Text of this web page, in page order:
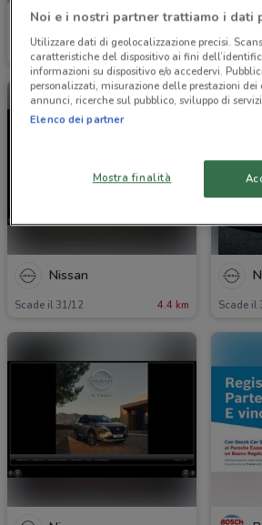
Nissan
Scade il 31/12 4.4 km Scade il
Nissan
Scade il 31/12 4.4 km Scade il
Noi e i nostri partner trattiamo i dati
Utilizzare dati di geolocalizzazione precisi.
caratteristiche del dispositivo ai fini
informazioni su dispositivo e/o accedervi.
personalizzati, misurazione delle prestazioni
annunci, ricerche sul pubblico, sviluppo di
Elenco dei partner
Mostra finalità